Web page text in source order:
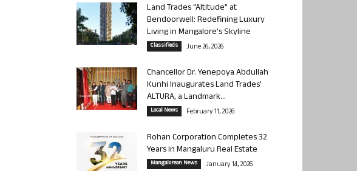
Land Trades “Altitude” at
Bendoorwell: Redefining Luxury
Living in Mangalore’s Skyline
Classifieds June 26, 2026
Chancellor Dr. Yenepoya Abdullah
Kunhi Inaugurates Land Trades’
ALTURA, a Landmark...
Local News February 11, 2026
Rohan Corporation Completes 32
Years in Mangaluru Real Estate
Mangalorean News January 14, 2026